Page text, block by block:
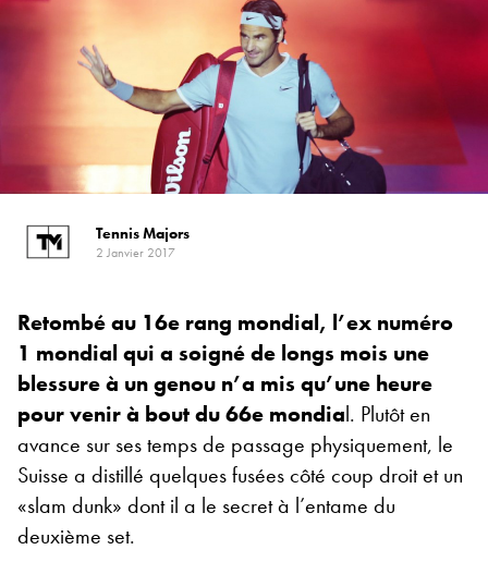
Tennis Majors
2 Janvier 2017
Retombé au 16e rang mondial, l’ex numéro
1 mondial qui a soigné de longs mois une
blessure à un genou n’a mis qu’une heure
pour venir à bout du 66e mondial. Plutôt en
avance sur ses temps de passage physiquement, le
Suisse a distillé quelques fusées côté coup droit et un
«slam dunk» dont il a le secret à l’entame du
deuxième set.